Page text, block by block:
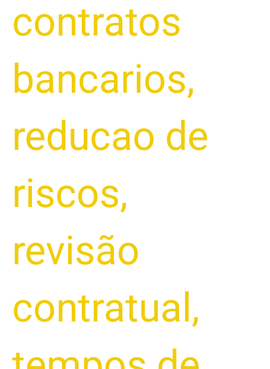
contratos
bancarios,
reducao de
riscos,
revisão
contratual ,